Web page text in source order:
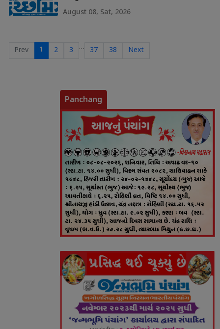
August 08, Sat, 2026
Prev 1 2 3 … 37 38 Next
Panchang